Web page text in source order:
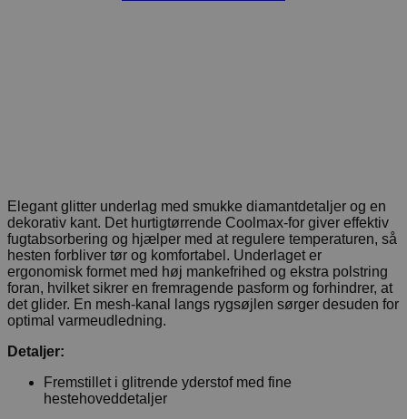
Elegant glitter underlag med smukke diamantdetaljer og en
dekorativ kant. Det hurtigtørrende Coolmax-for giver effektiv
fugtabsorbering og hjælper med at regulere temperaturen, så
hesten forbliver tør og komfortabel. Underlaget er
ergonomisk formet med høj mankefrihed og ekstra polstring
foran, hvilket sikrer en fremragende pasform og forhindrer, at
det glider. En mesh-kanal langs rygsøjlen sørger desuden for
optimal varmeudledning.
Detaljer:
Fremstillet i glitrende yderstof med fine
hestehoveddetaljer